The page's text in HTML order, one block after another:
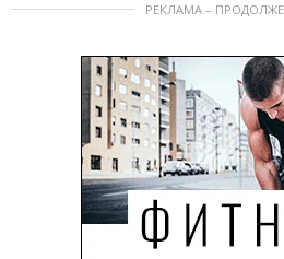
РЕКЛАМА –